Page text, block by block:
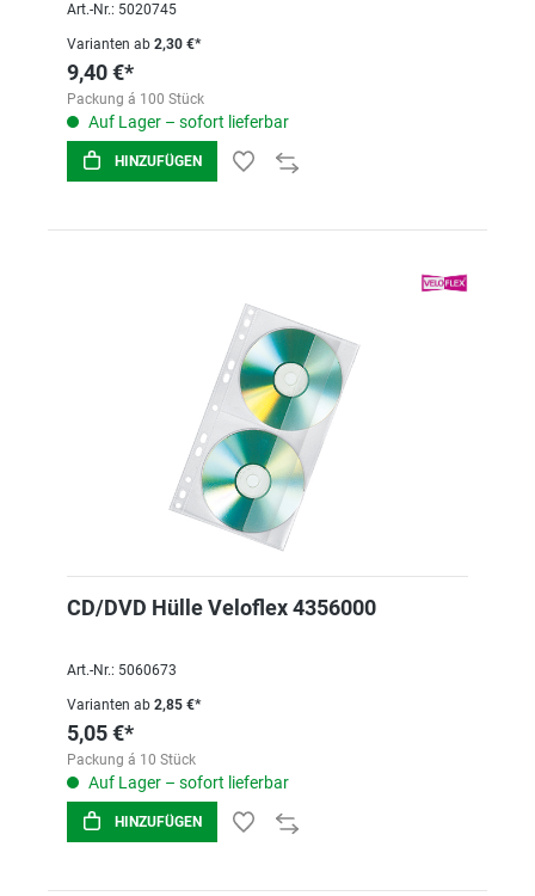
Art.-Nr.: 5020745
Varianten ab 2,30 €*
9,40 €*
Packung á 100 Stück
Auf Lager – sofort lieferbar
HINZUFÜGEN
CD/DVD Hülle Veloflex 4356000
Art.-Nr.: 5060673
Varianten ab 2,85 €*
5,05 €*
Packung á 10 Stück
Auf Lager – sofort lieferbar
HINZUFÜGEN